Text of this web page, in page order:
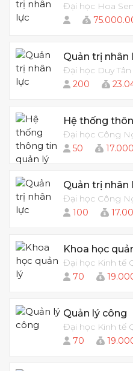
Đại học Hoa Sen
Quản trị nhân
Đại học Duy Tân
200
Hệ thống
Đại học Công
50
Quản trị nhân
Đại học Công
100
Khoa học
Đại học Kinh tế
70
Quản lý công
Đại học Kinh tế
70